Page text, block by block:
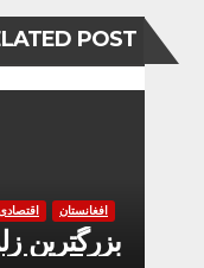
POST
افغانستان
بزرگترین